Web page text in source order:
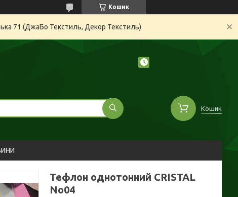
Кошик
71 (ДжаБо Текстиль, Декор Текстиль)
Кошик
Тефлон однотонний CRISTAL
No04